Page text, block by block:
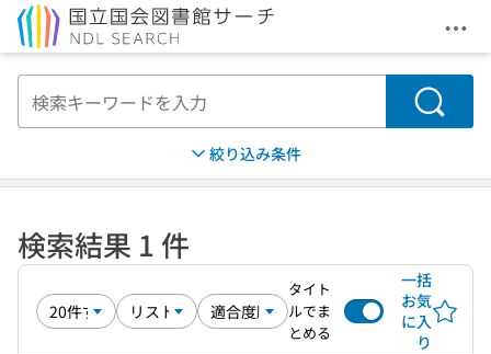
メ
検索
絞り込み条件
検索結果 1 件
タイト
ルでま
とめる
一括
お気
に入
り